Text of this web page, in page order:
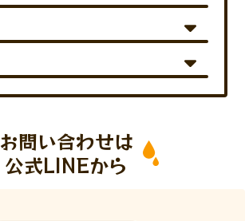
お問い合わせは
公式LINEから